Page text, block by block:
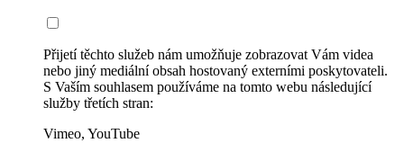
Přijetí těchto služeb nám umožňuje zobrazovat Vám videa
nebo jiný mediální obsah hostovaný externími poskytovateli.
S Vaším souhlasem používáme na tomto webu následující
služby třetích stran:
Vimeo, YouTube